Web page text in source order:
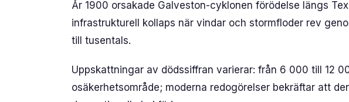
År 1900 orsakade Galveston-cyklonen förödelse längs
infrastrukturell kollaps när vindar och stormfloder rev
till tusentals.
Uppskattningar av dödssiffran varierar: från 6 000 till 12
osäkerhetsområde; moderna redogörelser bekräftar att